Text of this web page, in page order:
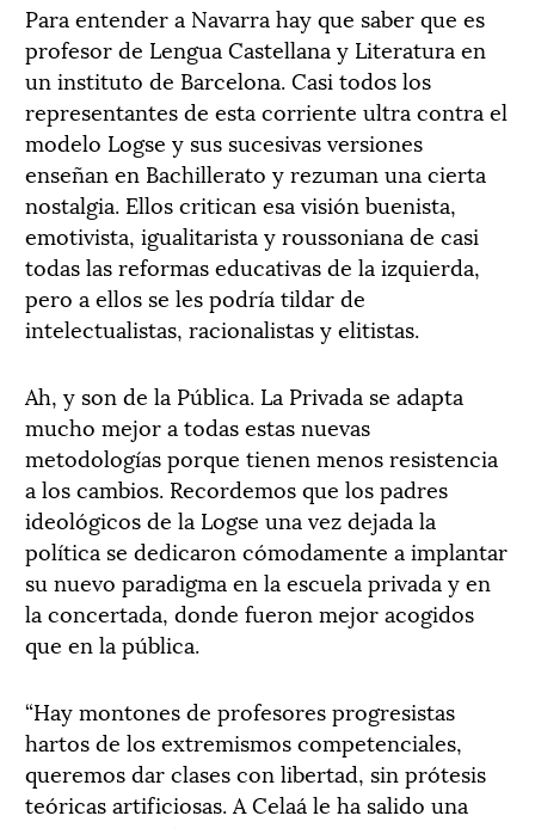
Para entender a Navarra hay que saber que es
profesor de Lengua Castellana y Literatura en
un instituto de Barcelona. Casi todos los
representantes de esta corriente ultra contra el
modelo Logse y sus sucesivas versiones
enseñan en Bachillerato y rezuman una cierta
nostalgia. Ellos critican esa visión buenista,
emotivista, igualitarista y roussoniana de casi
todas las reformas educativas de la izquierda,
pero a ellos se les podría tildar de
intelectualistas, racionalistas y elitistas.
Ah, y son de la Pública. La Privada se adapta
mucho mejor a todas estas nuevas
metodologías porque tienen menos resistencia
a los cambios. Recordemos que los padres
ideológicos de la Logse una vez dejada la
política se dedicaron cómodamente a implantar
su nuevo paradigma en la escuela privada y en
la concertada, donde fueron mejor acogidos
que en la pública.
“Hay montones de profesores progresistas
hartos de los extremismos competenciales,
queremos dar clases con libertad, sin prótesis
teóricas artificiosas. A Celaá le ha salido una